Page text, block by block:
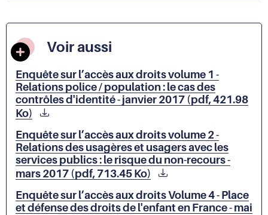
Voir aussi
Enquête sur l’accès aux droits volume 1 -
Relations police / population : le cas des
contrôles d'identité - janvier 2017 (pdf, 421.98
Ko)
Enquête sur l’accès aux droits volume 2 -
Relations des usagères et usagers avec les
services publics : le risque du non-recours -
mars 2017 (pdf, 713.45 Ko)
Enquête sur l’accès aux droits Volume 4 - Place
et défense des droits de l'enfant en France - mai